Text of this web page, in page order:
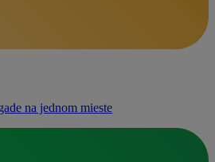
na jednom mieste